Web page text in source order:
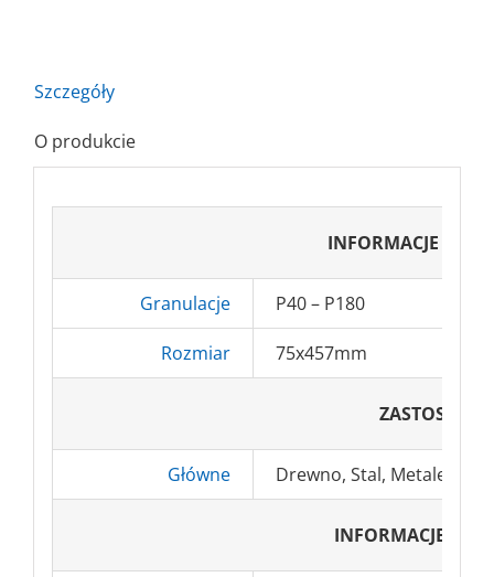
Szczegóły
O produkcie
INFORMACJE
Granulacje P40 – P180
Rozmiar 75x457mm
Główne Drewno, Stal, Metale
INFORMACJE